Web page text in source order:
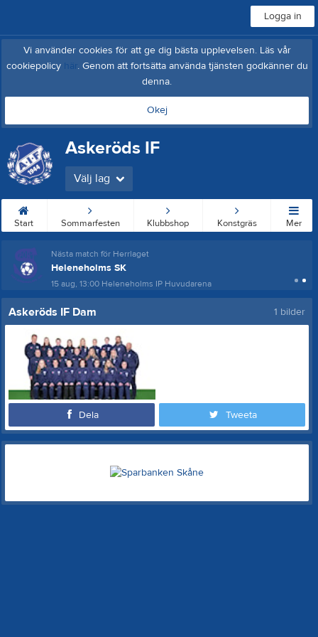
Logga in
Vi använder cookies för att ge dig bästa upplevelsen. Läs vår
cookiepolicy här. Genom att fortsätta använda tjänsten godkänner du
denna.
Okej
Askeröds IF
Välj lag
Start Sommarfesten Klubbshop Konstgräs Mer
Nästa match för Herrlaget
Heleneholms SK
15 aug, 13:00 Heleneholms IP Huvudarena
Askeröds IF Dam 1 bilder
Dela Tweeta